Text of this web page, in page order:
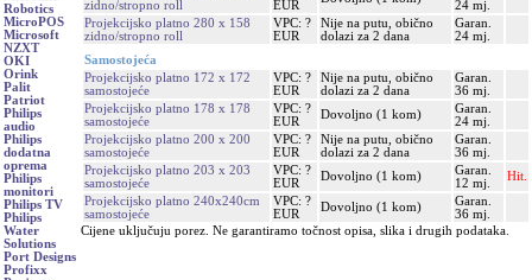
Robotics
MicroPOS
Microsoft
NZXT
OKI
Orink
Palit
Patriot
Philips
audio
Philips
dodatna
oprema
Philips
monitori
Philips TV
Philips
Water
Solutions
Port Designs
Profixx
zidno/stropno roll
EUR
24 mj.
Projekcijsko platno 280 x 158
zidno/stropno roll
VPC: ?
EUR
Nije na putu, obično
dolazi za 2 dana
Garan.
24 mj.
Samostojeća
Projekcijsko platno 172 x 172
samostojeće
VPC: ?
EUR
Nije na putu, obično
dolazi za 2 dana
Garan.
36 mj.
Projekcijsko platno 178 x 178
samostojeće
VPC: ?
EUR
Dovoljno (1 kom)
Garan.
24 mj.
Projekcijsko platno 200 x 200
samostojeće
VPC: ?
EUR
Nije na putu, obično
dolazi za 2 dana
Garan.
36 mj.
Projekcijsko platno 203 x 203
samostojeće
VPC: ?
EUR
Dovoljno (1 kom)
Garan.
12 mj.
Hit.
Projekcijsko platno 240x240cm
samostojeće
VPC: ?
EUR
Dovoljno (1 kom)
Garan.
36 mj.
Cijene uključuju porez. Ne garantiramo točnost opisa, slika i drugih podataka.